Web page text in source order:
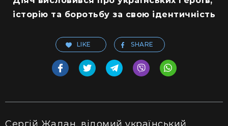
історію та боротьбу за свою ідентичність
LIKE SHARE